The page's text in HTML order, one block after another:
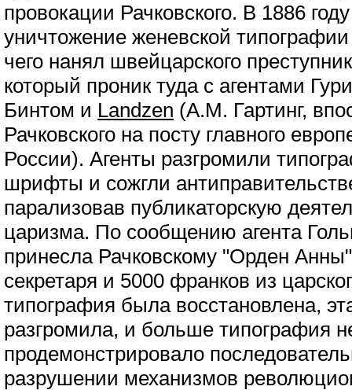
провокации Рачковского. В 1886
уничтожение женевской
чего нанял швейцарского
который проник туда с агентами
Бинтом и Landzen (А.М. Гартинг,
Рачковского на посту главного
России). Агенты разгромили
шрифты и сожгли
парализовав публикаторскую
царизма. По сообщению агента
принесла Рачковскому "Орден
секретаря и 5000 франков из
типография была восстановлена,
разгромила, и больше типография
продемонстрировало
разрушении механизмов